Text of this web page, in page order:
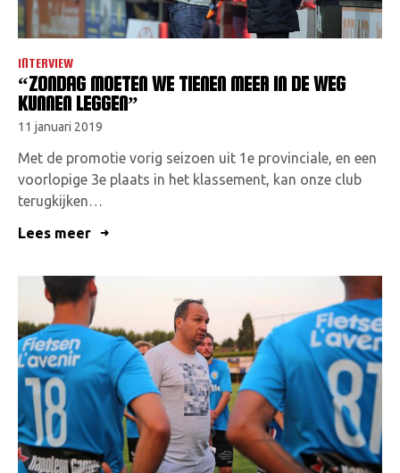
INTERVIEW
“ZONDAG MOETEN WE TIENEN MEER IN DE WEG
KUNNEN LEGGEN”
11 januari 2019
Met de promotie vorig seizoen uit 1e provinciale, en een
voorlopige 3e plaats in het klassement, kan onze club
terugkijken…
Lees meer